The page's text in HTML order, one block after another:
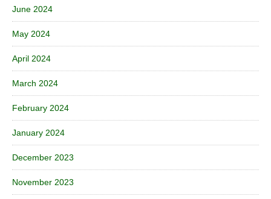
June 2024
May 2024
April 2024
March 2024
February 2024
January 2024
December 2023
November 2023